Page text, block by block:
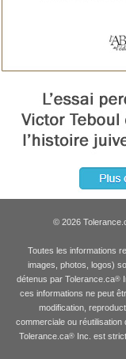
© 2026
Toutes les informations
images, photos, logos)
détenus par Tolerance.ca®
ces informations ne peut
modification,
commerciale ou
Tolerance.ca® Inc. est